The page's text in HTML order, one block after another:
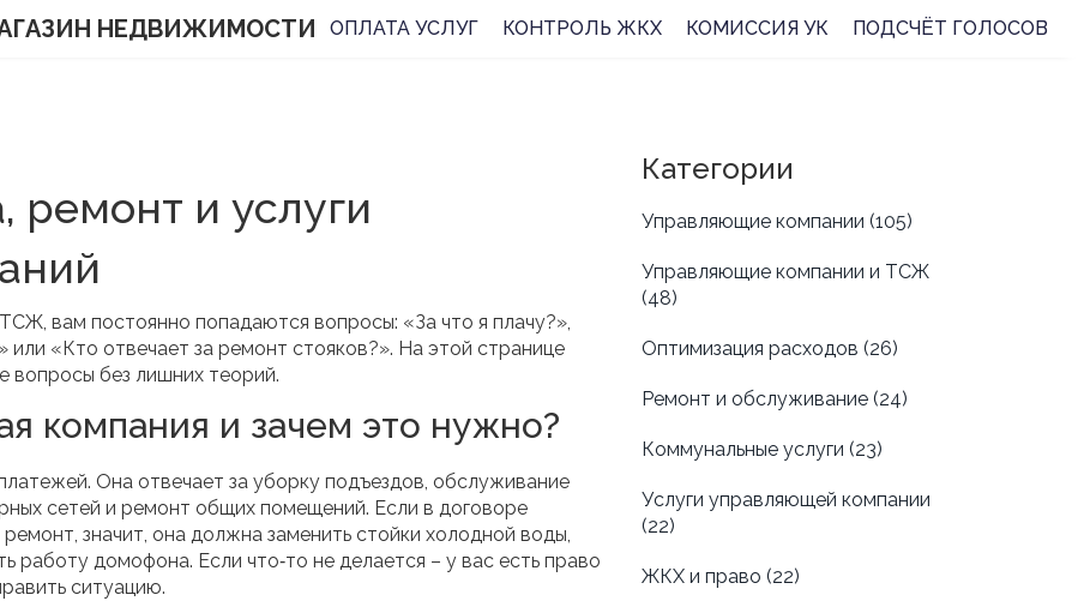
НЕДВИЖИМОСТИ ОПЛАТА УСЛУГ КОНТРОЛЬ ЖКХ КОМИССИЯ УК ПОДСЧЁТ ГОЛОСОВ
ремонт и услуги
вам постоянно попадаются вопросы: «За что я плачу?»,
«Кто отвечает за ремонт стояков?». На этой странице
вопросы без лишних теорий.
компания и зачем это нужно?
Она отвечает за уборку подъездов, обслуживание
сетей и ремонт общих помещений. Если в договоре
значит, она должна заменить стойки холодной воды,
работу домофона. Если что‑то не делается – у вас есть право
ситуацию.
Категории
Управляющие компании (105)
Управляющие компании и ТСЖ
(48)
Оптимизация расходов (26)
Ремонт и обслуживание (24)
Коммунальные услуги (23)
Услуги управляющей компании
(22)
ЖКХ и право (22)